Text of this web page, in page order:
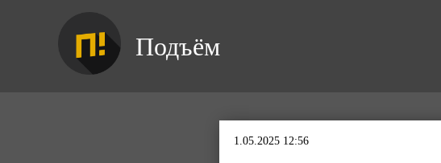
Подъём
1.05.2025 12:56